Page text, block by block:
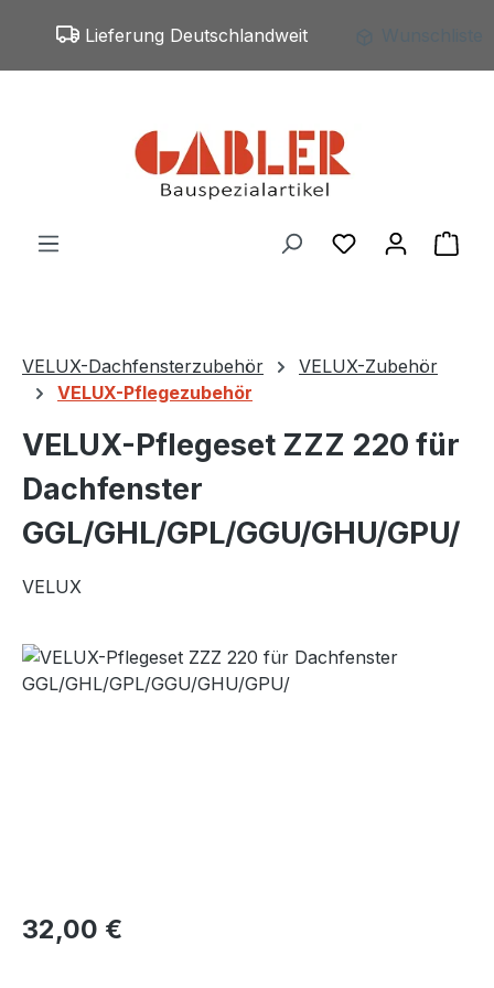
Zum Hauptinhalt springen
Lieferung Deutschlandweit
Du hast 0
VELUX-Dachfensterzubehör
VELUX-Zubehör
VELUX-Pflegezubehör
VELUX-Pflegeset ZZZ 220 für
Dachfenster
GGL/GHL/GPL/GGU/GHU/GPU/
VELUX
Bildergalerie überspringen
Regulärer Preis:
32,00 €